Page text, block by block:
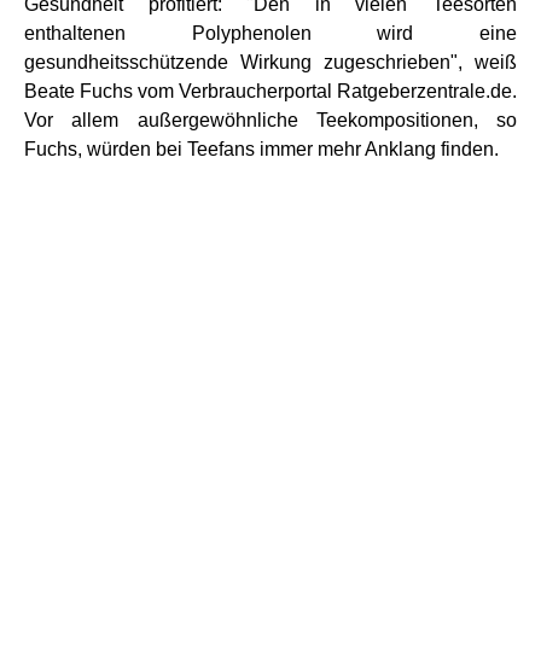
enthaltenen Polyphenolen wird eine
gesundheitsschützende Wirkung zugeschrieben", weiß
Beate Fuchs vom Verbraucherportal Ratgeberzentrale.de.
Vor allem außergewöhnliche Teekompositionen, so
Fuchs, würden bei Teefans immer mehr Anklang finden.